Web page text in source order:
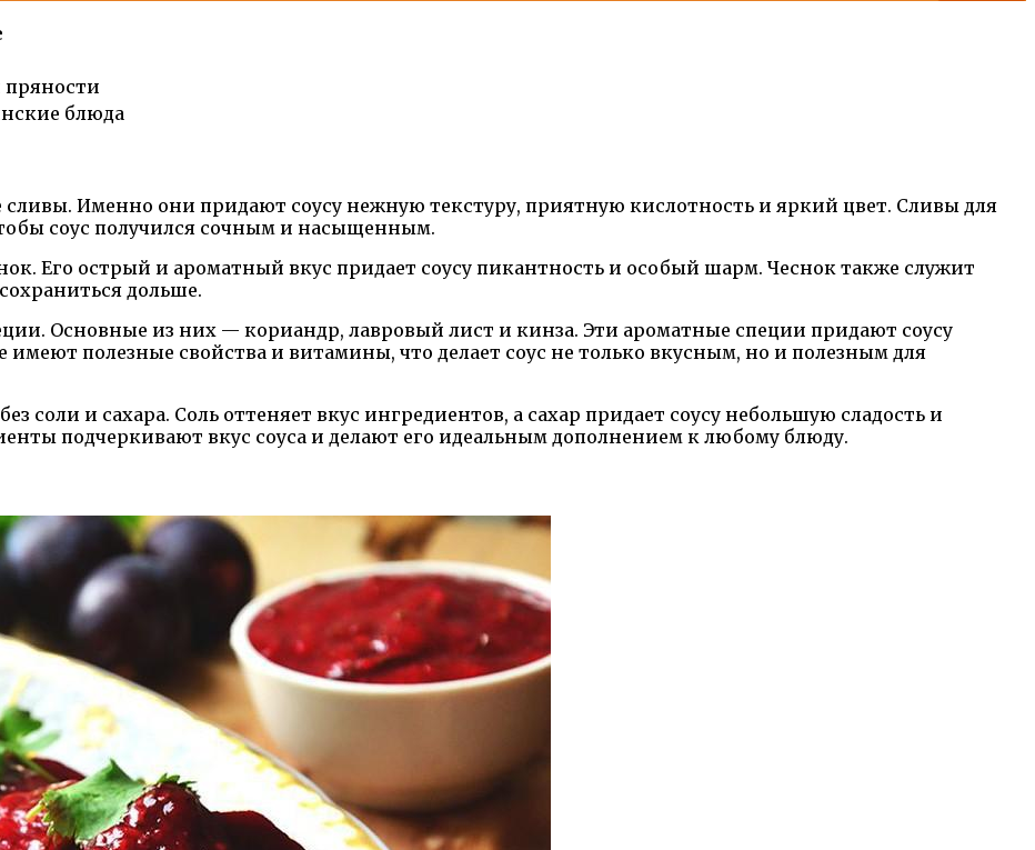
пряности
блюда
Именно они придают соусу нежную текстуру, приятную кислотность и яркий цвет. Сливы для
соус получился сочным и насыщенным.
Его острый и ароматный вкус придает соусу пикантность и особый шарм. Чеснок также служит
дольше.
Основные из них — кориандр, лавровый лист и кинза. Эти ароматные специи придают соусу
имеют полезные свойства и витамины, что делает соус не только вкусным, но и полезным для
соли и сахара. Соль оттеняет вкус ингредиентов, а сахар придает соусу небольшую сладость и
подчеркивают вкус соуса и делают его идеальным дополнением к любому блюду.